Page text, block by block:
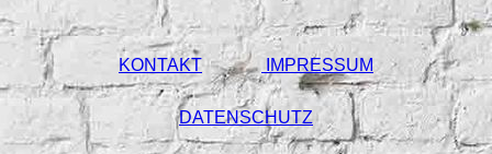
KONTAKT IMPRESSUM
DATENSCHUTZ